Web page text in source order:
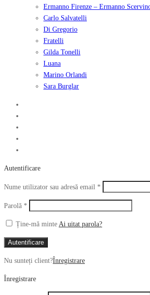
Ermanno Firenze – Ermanno
Carlo Salvatelli
Di Gregorio
Fratelli
Gilda Tonelli
Luana
Marino Orlandi
Sara Burglar
Autentificare
Nume utilizator sau adresă email *
Parolă *
Ține-mă minte Ai uitat parola?
Autentificare
Nu sunteți client?Înregistrare
Înregistrare